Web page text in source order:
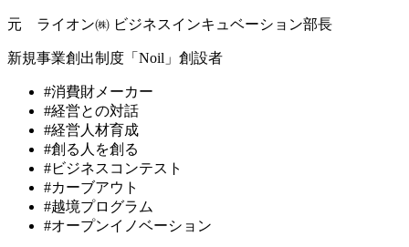
元 ライオン㈱ ビジネスインキュベーション部長
新規事業創出制度「Noil」創設者
#消費財メーカー
#経営との対話
#経営人材育成
#創る人を創る
#ビジネスコンテスト
#カーブアウト
#越境プログラム
#オープンイノベーション